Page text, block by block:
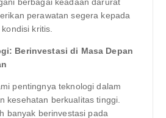
perawatan segera kepada
kritis.
Berinvestasi di Masa Depan
pentingnya teknologi dalam
kesehatan berkualitas tinggi.
banyak berinvestasi pada